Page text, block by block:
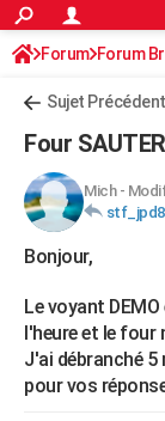
ACTUALITÉS
Politique
Société
Faits Divers
Education
Monde
Villes
+
FINANCE
Retraite
Impôts
Epargne
Immobilier
Risques naturels
Banque
Assurance
Crédit
AUTO
Essais
Réserver un essai
Citadines
Berlines
SUV
Forum auto
+HIGH-TECH
Mobiles
Meilleur smartphone
Internet
Ordinateurs
Jeux vidéo
Guide high-tech
+BRICOLAGE
Forum
Aménagement
Extérieur
Cuisine
Salle de bains
Jardinage
Rangement
WEEK-END
Forum Forum
Sujet Précédent
Four
Mich-
Bonjour,
Le voyant
l'heure et le four
J'ai débranché
pour vos